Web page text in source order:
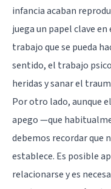
infancia acaban
juega un papel clave
trabajo que se pueda
sentido, el trabajo
heridas y sanar el
Por otro lado, aunque
apego —que
debemos recordar que
establece. Es posible
relacionarse y es